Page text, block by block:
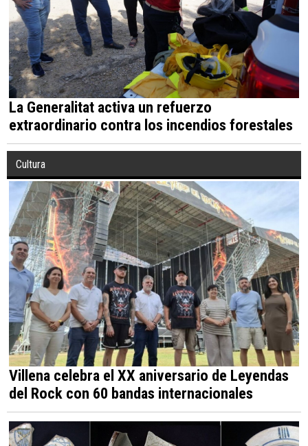
La Generalitat activa un refuerzo
extraordinario contra los incendios forestales
Cultura
Villena celebra el XX aniversario de Leyendas
del Rock con 60 bandas internacionales